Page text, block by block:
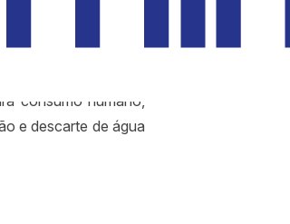
comerciais e
e projetos
consumo humano,
e descarte de água